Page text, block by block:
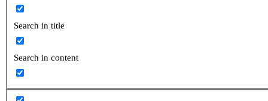
search
Search in title
Search in content